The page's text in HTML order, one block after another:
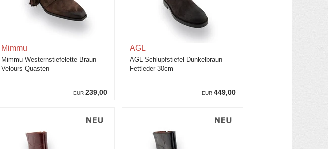
EUR 239,00
Mimmu
Mimmu Westernstiefelette Braun
Velours Quasten
EUR 449,00
AGL
AGL Schlupfstiefel Dunkelbraun
Fettleder 30cm